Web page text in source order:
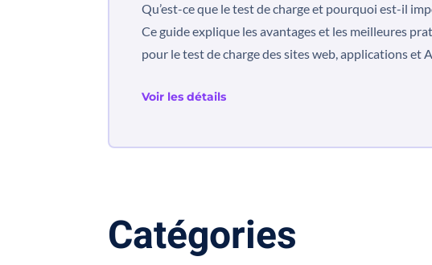
Qu’est-ce que le test de charge et pourquoi est-il
Ce guide explique les avantages et les meilleures
pour le test de charge des sites web, applications et
Voir les détails
Catégories